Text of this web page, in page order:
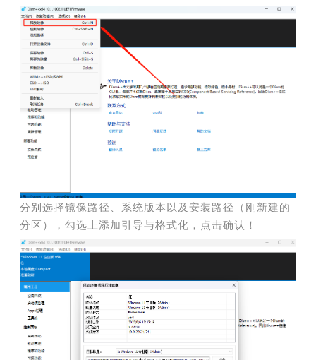
分别选择镜像路径、系统版本以及安装路径（刚新建的
分区），勾选上添加引导与格式化，点击确认！